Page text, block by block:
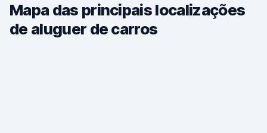
Mapa das principais localizações
de aluguer de carros